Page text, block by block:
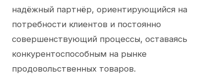
надёжный партнёр, ориентирующийся на
потребности клиентов и постоянно
совершенствующий процессы, оставаясь
конкурентоспособным на рынке
продовольственных товаров.